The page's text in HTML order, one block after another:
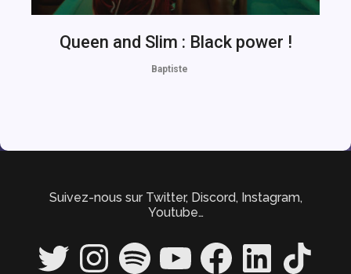
Queen and Slim : Black power !
Baptiste
Suivez-nous sur Twitter, Discord, Instagram,
Youtube…
Twitter InstagramSpotify YouTube FacebookLinkedIn TikTok